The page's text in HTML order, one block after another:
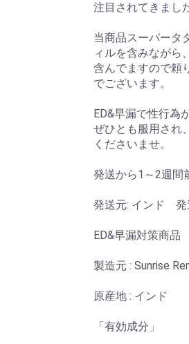
注目されてきまし
当商品スーパータ
ィルを含みながら
含んでますので頼
でございます。
ED&早漏で性行為
ぜひとも服用され
くださいませ。
発送から1～2週間
発送元: インド 発
ED&早漏対策商品
製造元 : Sunrise
原産地 : インド
「有効成分」